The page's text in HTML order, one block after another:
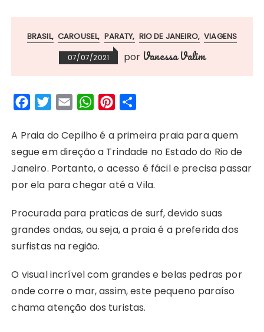
BRASIL CAROUSEL PARATY RIO DE JANEIRO VIAGENS
07/07/2021 por Vanessa Valim
c
e
b
o
k
i
t
t
e
a
i
l
W
a
t
s
A
p
n
t
e
r
s
t
a
r
e
A Praia do Cepilho é a primeira praia para quem
segue em direção a Trindade no Estado do Rio de
Janeiro. Portanto, o acesso é fácil e precisa passar
por ela para chegar até a Vila.
Procurada para praticas de surf, devido suas
grandes ondas, ou seja, a praia é a preferida dos
surfistas na região.
O visual incrível com grandes e belas pedras por
onde corre o mar, assim, este pequeno paraíso
chama atenção dos turistas.